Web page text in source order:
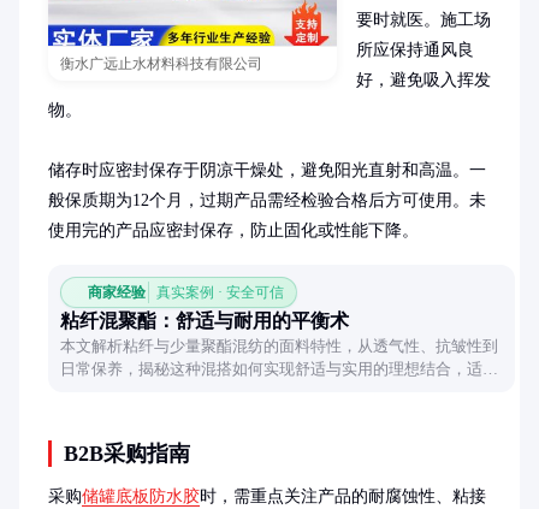
衡水广远止水材料科技有限公司
要时就医。施工场
所应保持通风良
好，避免吸入挥发
物。
储存时应密封保存于阴凉干燥处，避免阳光直射和高温。一
般保质期为12个月，过期产品需经检验合格后方可使用。未
使用完的产品应密封保存，防止固化或性能下降。
商家经验 真实案例 · 安全可信
粘纤混聚酯：舒适与耐用的平衡术
本文解析粘纤与少量聚酯混纺的面料特性，从透气性、抗皱性到
日常保养，揭秘这种混搭如何实现舒适与实用的理想结合，适合
B2B采购指南
采购储罐底板防水胶时，需重点关注产品的耐腐蚀性、粘接